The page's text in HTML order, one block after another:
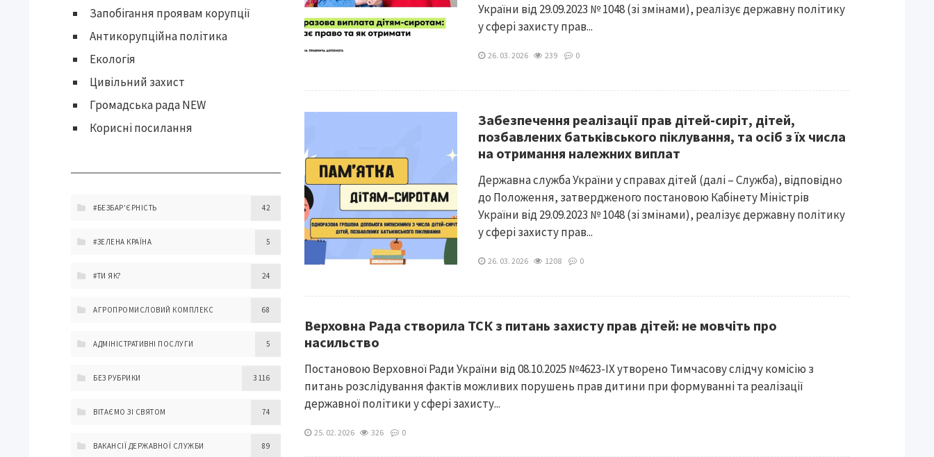
України від 29.09.2023 № 1048 (зі змінами), реалізує державну політику
у сфері захисту прав...
26. 03. 2026 239 0
Забезпечення реалізації прав дітей-сиріт, дітей,
позбавлених батьківського піклування, та осіб з їх числа
на отримання належних виплат
Державна служба України у справах дітей (далі – Служба), відповідно
до Положення, затвердженого постановою Кабінету Міністрів
України від 29.09.2023 № 1048 (зі змінами), реалізує державну політику
у сфері захисту прав...
26. 03. 2026 1208 0
Верховна Рада створила ТСК з питань захисту прав дітей: не мовчіть про
насильство
Постановою Верховної Ради України від 08.10.2025 №4623-IX утворено Тимчасову слідчу комісію з
питань розслідування фактів можливих порушень прав дитини при формуванні та реалізації
державної політики у сфері захисту...
25. 02. 2026 326 0
Запобігання проявам корупції
Антикорупційна політика
Екологія
Цивільний захист
Громадська рада NEW
Корисні посилання
#БЕЗБАР'ЄРНІСТЬ 42
#ЗЕЛЕНА КРАЇНА 5
#ТИ ЯК? 24
АГРОПРОМИСЛОВИЙ КОМПЛЕКС 68
АДМІНІСТРАТИВНІ ПОСЛУГИ 5
БЕЗ РУБРИКИ 3 116
ВІТАЄМО ЗІ СВЯТОМ 74
ВАКАНСІЇ ДЕРЖАВНОЇ СЛУЖБИ 89